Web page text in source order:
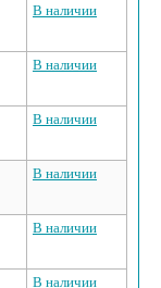
В наличии
В наличии
В наличии
В наличии
В наличии
В наличии